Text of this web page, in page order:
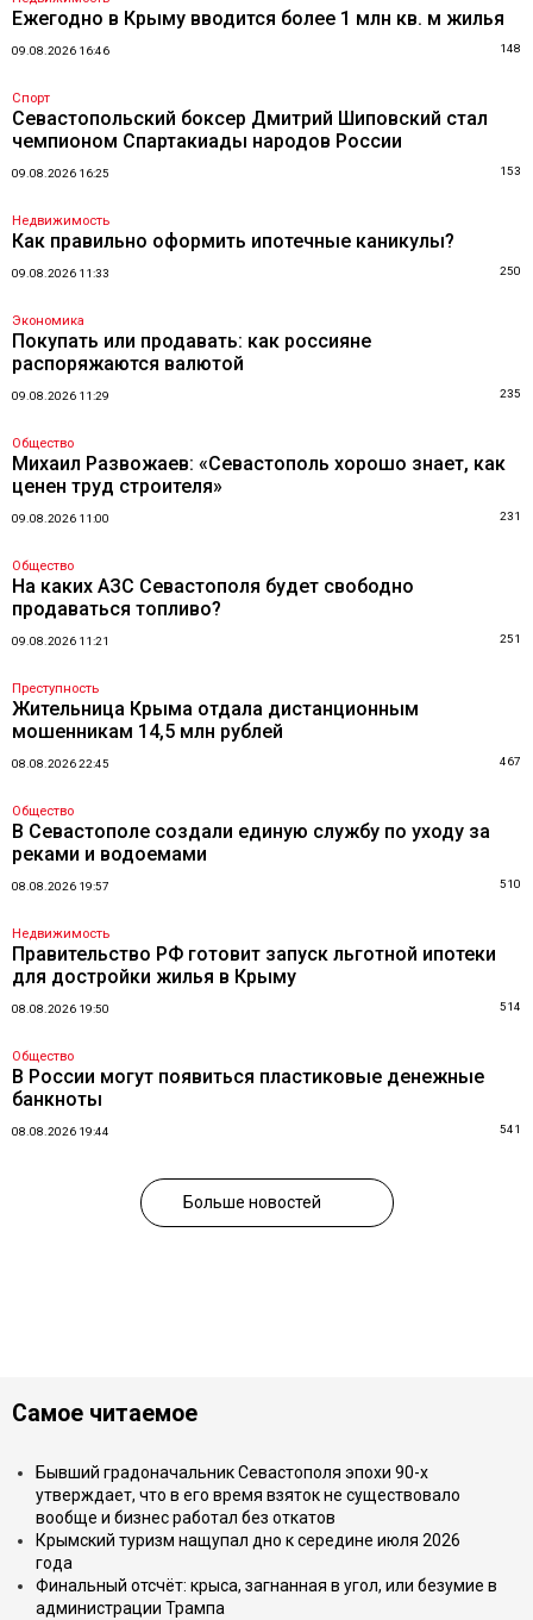
Ежегодно в Крыму вводится более 1 млн кв. м жилья
09.08.2026 16:46 148
Спорт
Севастопольский боксер Дмитрий Шиповский стал
чемпионом Спартакиады народов России
09.08.2026 16:25 153
Недвижимость
Как правильно оформить ипотечные каникулы?
09.08.2026 11:33 250
Экономика
Покупать или продавать: как россияне
распоряжаются валютой
09.08.2026 11:29 235
Общество
Михаил Развожаев: «Севастополь хорошо знает, как
ценен труд строителя»
09.08.2026 11:00 231
Общество
На каких АЗС Севастополя будет свободно
продаваться топливо?
09.08.2026 11:21 251
Преступность
Жительница Крыма отдала дистанционным
мошенникам 14,5 млн рублей
08.08.2026 22:45 467
Общество
В Севастополе создали единую службу по уходу за
реками и водоемами
08.08.2026 19:57 510
Недвижимость
Правительство РФ готовит запуск льготной ипотеки
для достройки жилья в Крыму
08.08.2026 19:50 514
Общество
В России могут появиться пластиковые денежные
банкноты
08.08.2026 19:44 541
Больше новостей
Самое читаемое
Бывший градоначальник Севастополя эпохи 90-х
утверждает, что в его время взяток не существовало
вообще и бизнес работал без откатов
Крымский туризм нащупал дно к середине июля 2026
года
Финальный отсчёт: крыса, загнанная в угол, или безумие в
администрации Трампа